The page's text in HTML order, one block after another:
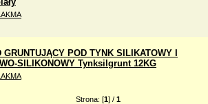
GRUNTUJĄCY POD TYNK SILIKATOWY I
SILIKONOWY Tynksilgrunt 12KG
Strona: [1] / 1